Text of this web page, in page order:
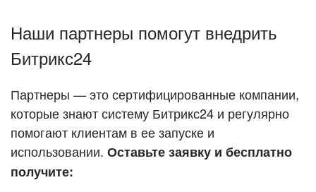
ВХОД
Стать партнёром
Кейсы партнеров
Смотреть видеокейсы
Наши партнеры помогут внедрить
Битрикс24
Партнеры — это сертифицированные компании,
которые знают систему Битрикс24 и регулярно
помогают клиентам в ее запуске и
использовании. Оставьте заявку и бесплатно
получите: